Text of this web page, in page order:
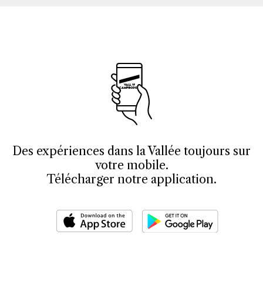
Des expériences dans la Vallée toujours sur
votre mobile.
Télécharger notre application.